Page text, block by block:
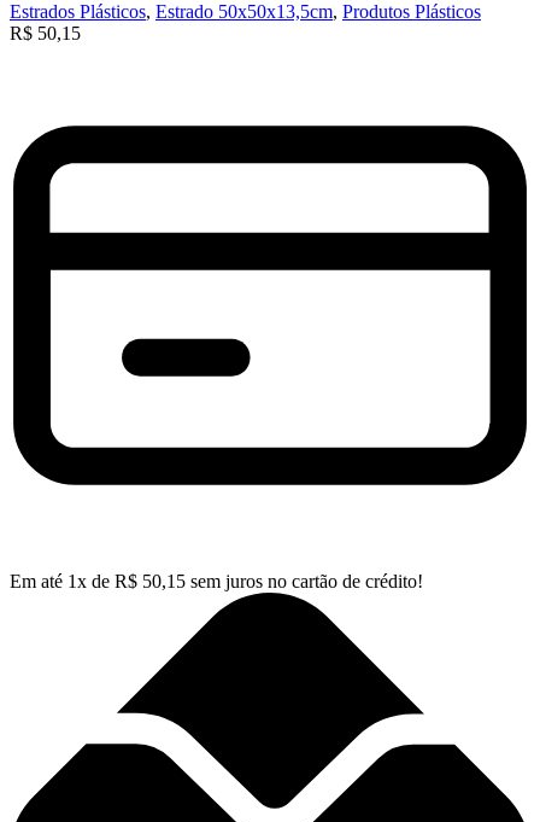
Estrados Plásticos, Estrado 50x50x13,5cm, Produtos Plásticos
R$ 50,15
Em até 1x de R$ 50,15 sem juros no cartão de crédito!